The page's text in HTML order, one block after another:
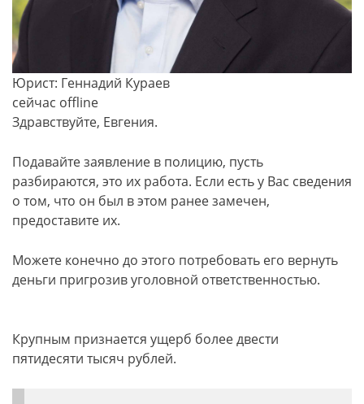
Юрист: Геннадий Кураев
сейчас offline
Здравствуйте, Евгения.
Подавайте заявление в полицию, пусть
разбираются, это их работа. Если есть у Вас сведения
о том, что он был в этом ранее замечен,
предоставите их.
Можете конечно до этого потребовать его вернуть
деньги пригрозив уголовной ответственностью.
Крупным признается ущерб более двести
пятидесяти тысяч рублей.